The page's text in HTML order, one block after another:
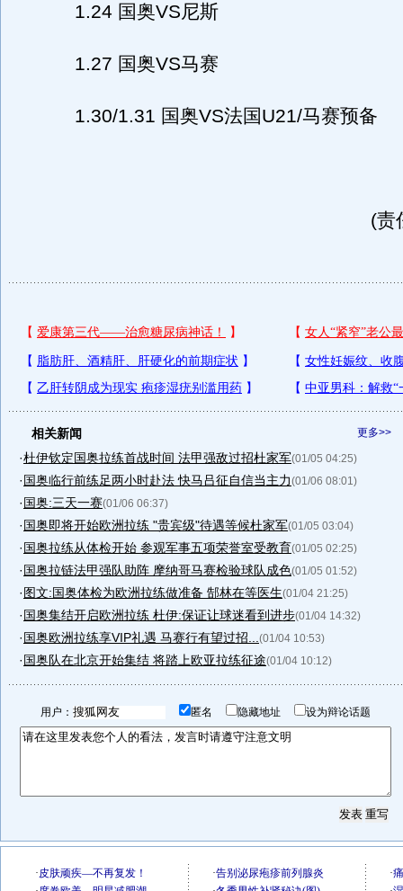
1.24 国奥VS尼斯
1.27 国奥VS马赛
1.30/1.31 国奥VS法国U21/马赛预备
(责
更多>>
相关新闻
·杜伊钦定国奥拉练首战时间 法甲强敌过招杜家军(01/05 04:25)
·国奥临行前练足两小时赴法 快马吕征自信当主力(01/06 08:01)
·国奥:三天一赛(01/06 06:37)
·国奥即将开始欧洲拉练 "贵宾级"待遇等候杜家军(01/05 03:04)
·国奥拉练从体检开始 参观军事五项荣誉室受教育(01/05 02:25)
·国奥拉链法甲强队助阵 摩纳哥马赛检验球队成色(01/05 01:52)
·图文:国奥体检为欧洲拉练做准备 郜林在等医生(01/04 21:25)
·国奥集结开启欧洲拉练 杜伊:保证让球迷看到进步(01/04 14:32)
·国奥欧洲拉练享VIP礼遇 马赛行有望过招... (01/04 10:53)
·国奥队在北京开始集结 将踏上欧亚拉练征途(01/04 10:12)
用户： 匿名 隐藏地址 设为辩论话题